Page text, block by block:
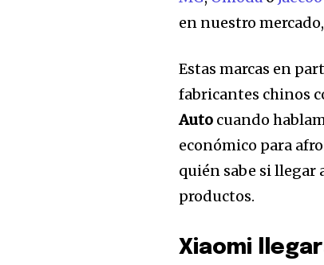
Únete a
en nuestro
Estas marcas en
fabricantes chinos
Auto cuando
económico para
quién sabe si llegar
productos.
Xiaomi